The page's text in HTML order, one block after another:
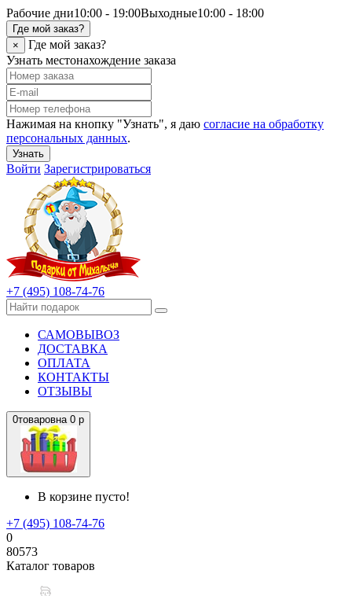
Рабочие дни10:00 - 19:00Выходные10:00 - 18:00
Где мой заказ?
×
Где мой заказ?
Узнать местонахождение заказа
Нажимая на кнопку "Узнать", я даю согласие на обработку
персональных данных.
Узнать
Войти Зарегистрироваться
+7 (495) 108-74-76
САМОВЫВОЗ
ДОСТАВКА
ОПЛАТА
КОНТАКТЫ
ОТЗЫВЫ
0товаровна 0 р
В корзине пусто!
+7 (495) 108-74-76
0
80573
Каталог товаров